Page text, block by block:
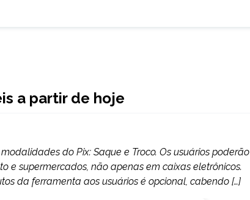
a partir de hoje
do Pix: Saque e Troco. Os usuários poderão
e supermercados, não apenas em caixas eletrônicos.
da ferramenta aos usuários é opcional, cabendo […]